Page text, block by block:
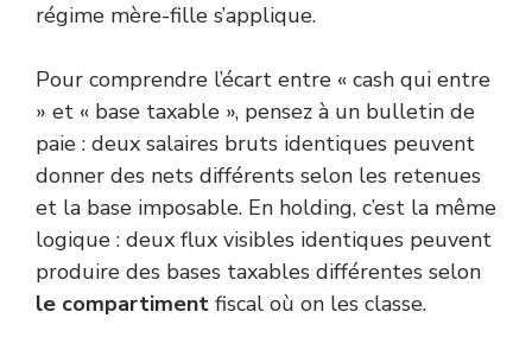
régime mère-fille s’applique.
Pour comprendre l’écart entre « cash qui entre
» et « base taxable », pensez à un bulletin de
paie : deux salaires bruts identiques peuvent
donner des nets différents selon les retenues
et la base imposable. En holding, c’est la même
logique : deux flux visibles identiques peuvent
produire des bases taxables différentes selon
le compartiment fiscal où on les classe.